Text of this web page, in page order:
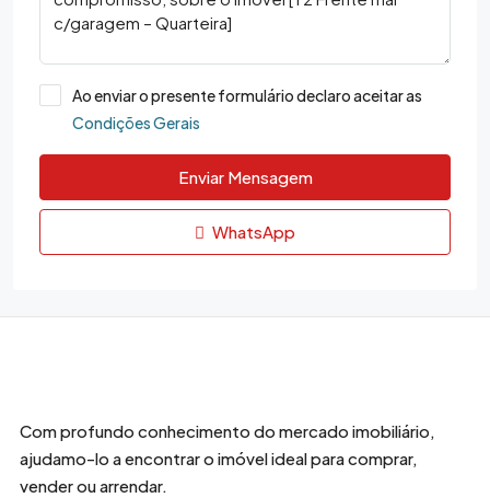
Ao enviar o presente formulário declaro aceitar as
Condições Gerais
Enviar Mensagem
WhatsApp
Com profundo conhecimento do mercado imobiliário,
ajudamo-lo a encontrar o imóvel ideal para comprar,
vender ou arrendar.